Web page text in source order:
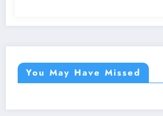
You May Have Missed